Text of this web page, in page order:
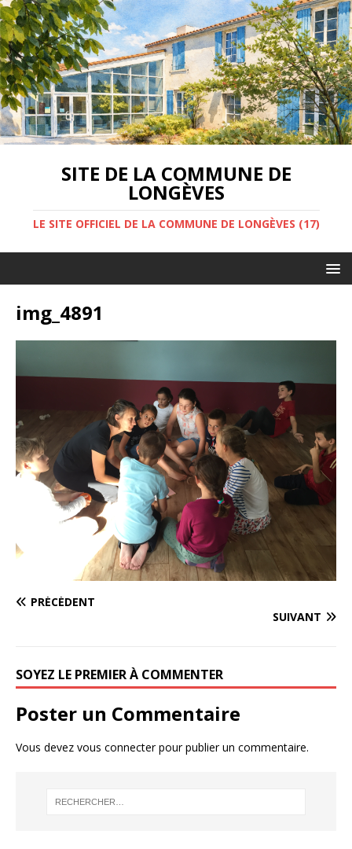
SITE DE LA COMMUNE DE
LONGÈVES
LE SITE OFFICIEL DE LA COMMUNE DE LONGÈVES (17)
img_4891
PRÉCÉDENT
SUIVANT
SOYEZ LE PREMIER À COMMENTER
Poster un Commentaire
Vous devez vous connecterpour publier un commentaire.